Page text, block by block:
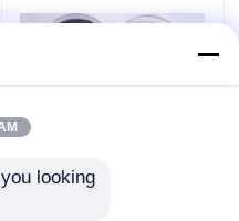
looking